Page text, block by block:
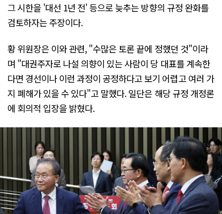
그 시한을 '대선 1년 전' 등으로 늦추는 방향의 규정 완화를
검토하자는 주장이다.
황 위원장은 이와 관련, "수많은 토론 끝에 정했던 것"이라
며 "대권주자로 나설 의향이 있는 사람이 당 대표를 계속한
다면 경선이나 이런 과정이 공정하다고 보기 어렵고 여러 가
지 폐해가 있을 수 있다"고 말했다. 일단은 해당 규정 개정론
에 회의적 입장을 밝혔다.